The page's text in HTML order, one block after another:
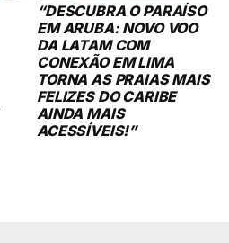
“DESCUBRA O PARAÍSO
EM ARUBA: NOVO VOO
DA LATAM COM
CONEXÃO EM LIMA
TORNA AS PRAIAS MAIS
FELIZES DO CARIBE
AINDA MAIS
ACESSÍVEIS!”